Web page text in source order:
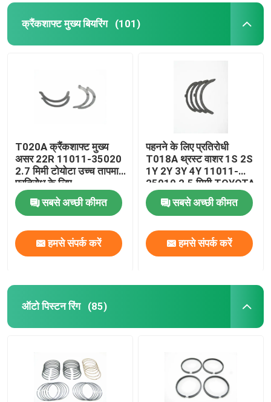
क्रैंकशाफ्ट मुख्य बियरिंग (101)
T020A क्रैंकशाफ्ट मुख्य
असर 22R 11011-35020
2.7 मिमी टोयोटा उच्च तापमान
प्रतिरोध के लिए
सबसे अच्छी कीमत
हमसे संपर्क करें
पहनने के लिए प्रतिरोधी
T018A थ्रस्ट वाशर 1S 2S
1Y 2Y 3Y 4Y 11011-
25010 2.5 मिमी TOYOTA
के लिए
सबसे अच्छी कीमत
हमसे संपर्क करें
ऑटो पिस्टन रिंग (85)